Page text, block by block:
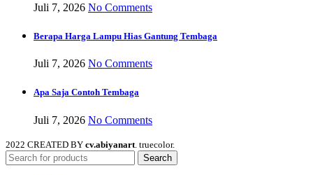
Juli 7, 2026 No Comments
Berapa Harga Lampu Hias Gantung Tembaga
Juli 7, 2026 No Comments
Apa Saja Contoh Tembaga
Juli 7, 2026 No Comments
2022 CREATED BY cv.abiyanart . truecolor.
Search